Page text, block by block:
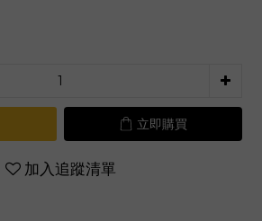
立即購買
加入追蹤清單